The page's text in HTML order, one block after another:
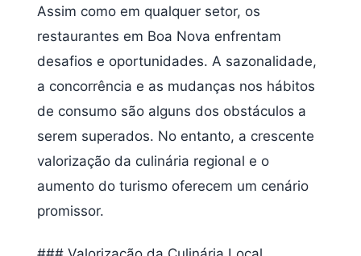
Assim como em qualquer setor, os
restaurantes em Boa Nova enfrentam
desafios e oportunidades. A sazonalidade,
a concorrência e as mudanças nos hábitos
de consumo são alguns dos obstáculos a
serem superados. No entanto, a crescente
valorização da culinária regional e o
aumento do turismo oferecem um cenário
promissor.